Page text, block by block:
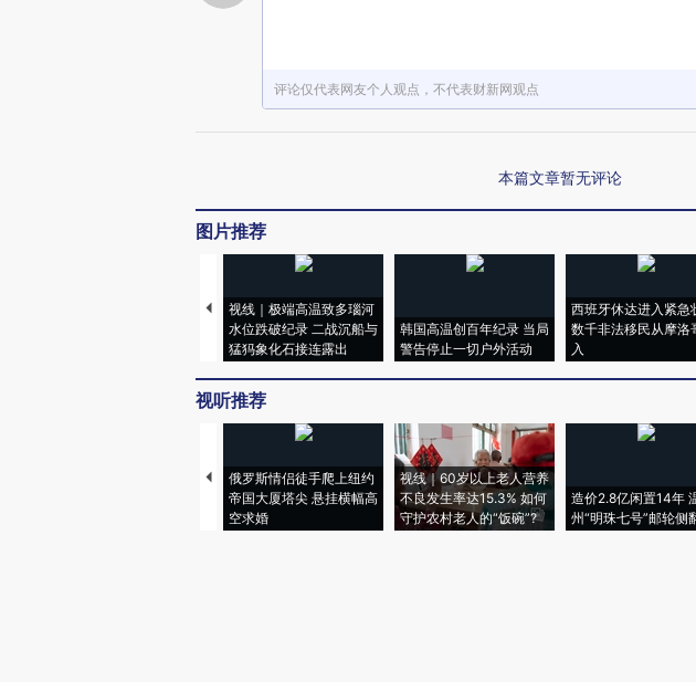
评论仅代表网友个人观点，不代表财新网观点
本篇文章暂无评论
图片推荐
视线｜极端高温致多瑙河
水位跌破纪录 二战沉船与
猛犸象化石接连露出
韩国高温创百年纪录 当局
警告停止一切户外活动
西班牙休达进入紧急
数千非法移民从摩洛
入
视听推荐
俄罗斯情侣徒手爬上纽约
帝国大厦塔尖 悬挂横幅高
空求婚
视线｜60岁以上老人营养
不良发生率达15.3% 如何
守护农村老人的“饭碗”?
造价2.8亿闲置14年
州“明珠七号”邮轮侧